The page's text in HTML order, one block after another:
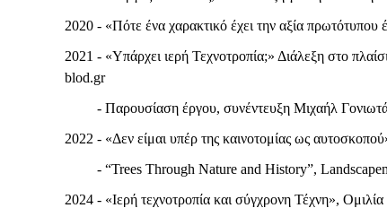
2020 - «Πότε ένα χαρακτικό έχει την αξία
2021 - «Υπάρχει ιερή Τεχνοτροπία;» Διάλεξη στο
blod.gr
- Παρουσίαση έργου, συνέντευξη Μιχαήλ
2022 - «Δεν είμαι υπέρ της καινοτομίας ως
- “Trees Through Nature and History”,
2024 - «Ιερή τεχνοτροπία και σύγχρονη Τέχνη»,